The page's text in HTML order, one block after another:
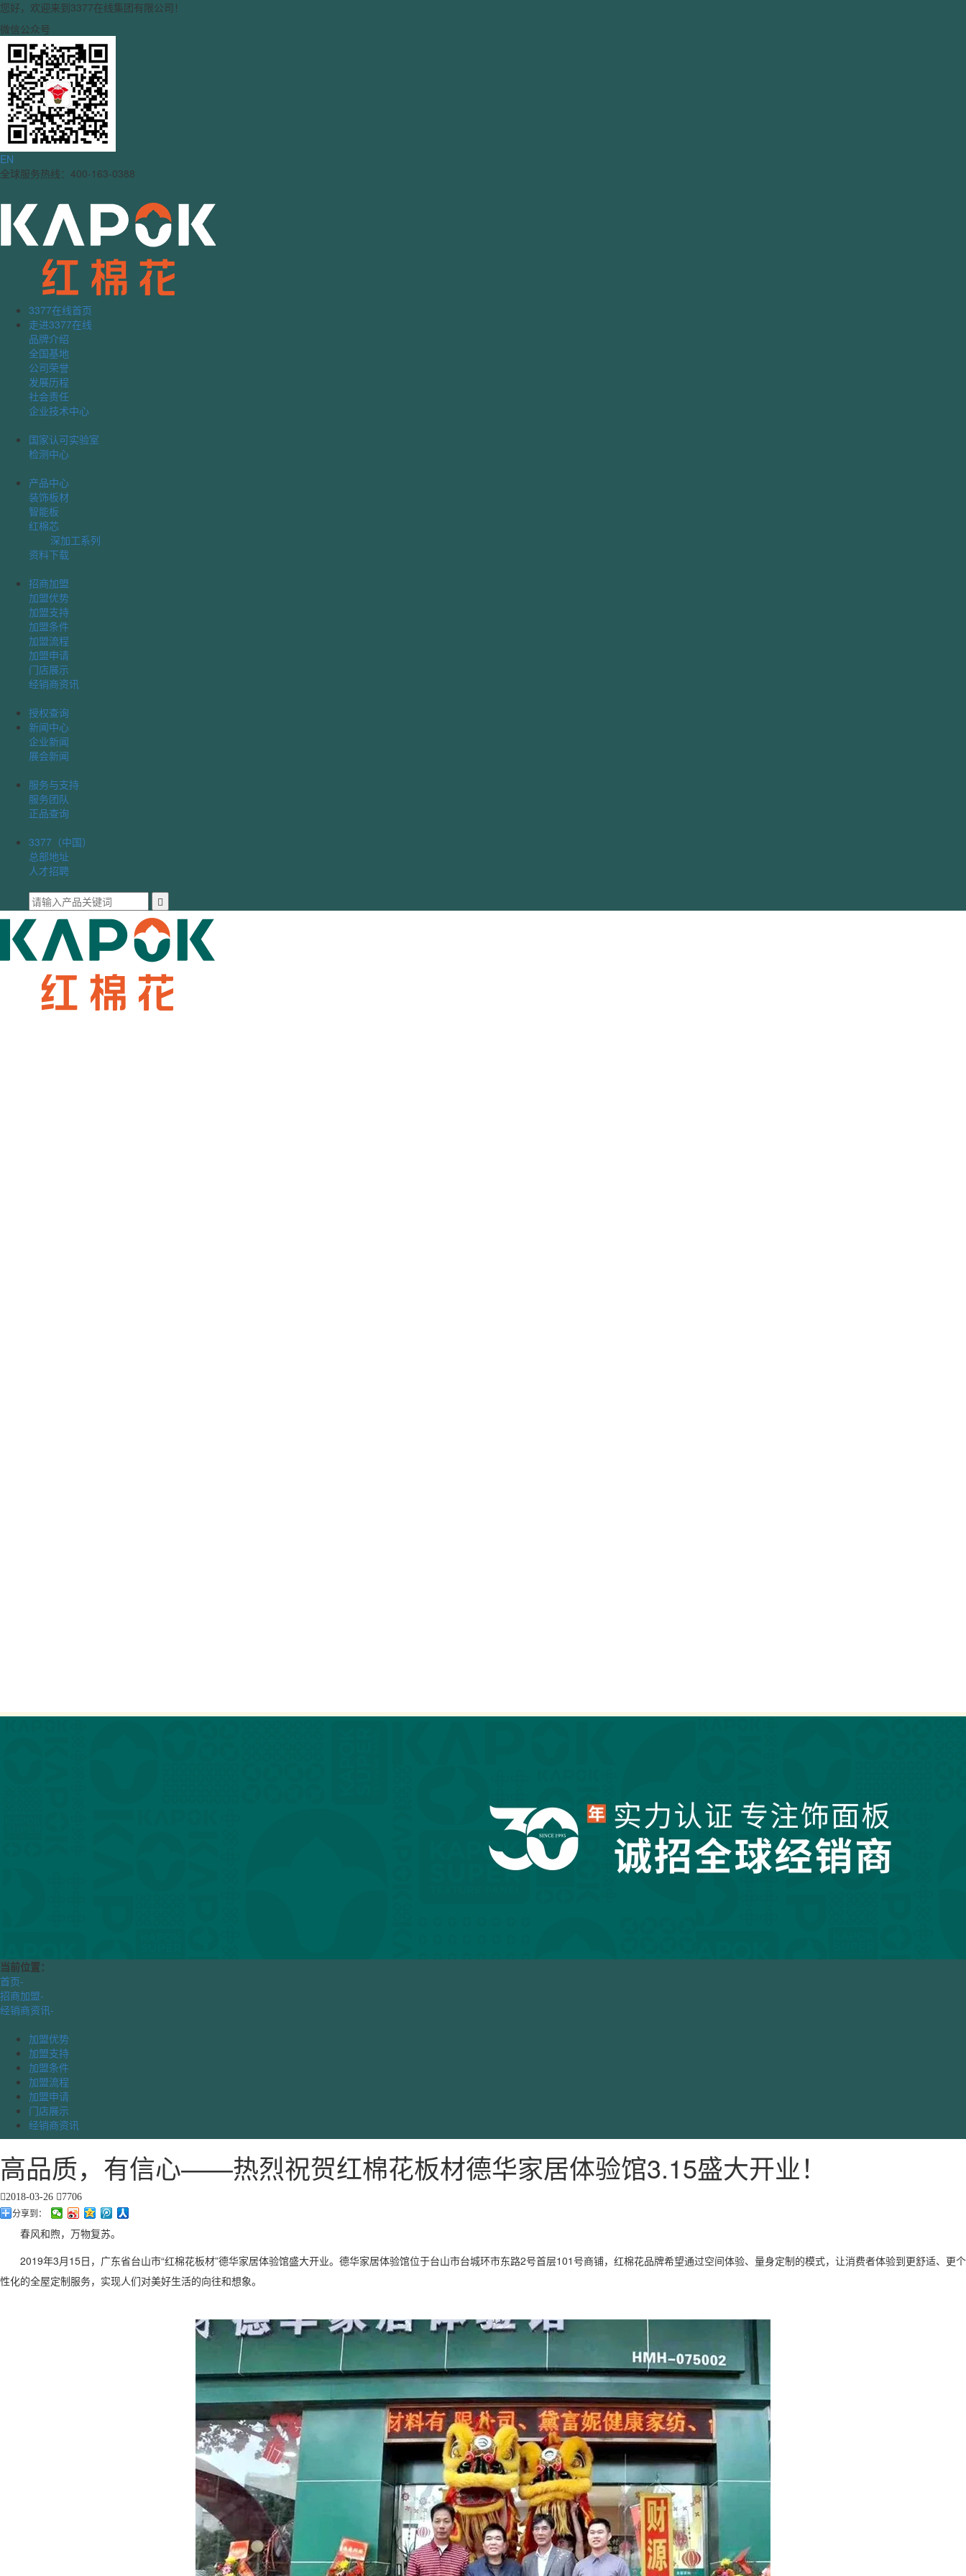
您好，欢迎来到3377在线集团有限公司！
微信公众号
EN
全球服务热线：400-163-0388
3377在线首页
走进3377在线
品牌介绍
全国基地
公司荣誉
发展历程
社会责任
企业技术中心
国家认可实验室
检测中心
产品中心
装饰板材
智能板
红棉芯
深加工系列
资料下载
招商加盟
加盟优势
加盟支持
加盟条件
加盟流程
加盟申请
门店展示
经销商资讯
授权查询
新闻中心
企业新闻
展会新闻
服务与支持
服务团队
正品查询
3377（中国）
总部地址
人才招聘
当前位置：
首页-
招商加盟-
经销商资讯-
加盟优势
加盟支持
加盟条件
加盟流程
加盟申请
门店展示
经销商资讯
高品质，有信心——热烈祝贺红棉花板材德华家居体验馆3.15盛大开业！
2018-03-26 7706
分享到：
春风和煦，万物复苏。
2019年3月15日，广东省台山市“红棉花板材”德华家居体验馆盛大开业。德华家居体验馆位于台山市台城环市东路2号首层101号商铺，红棉花品牌希望通过空间体验、量身定制的模式，让消费者体验到更舒适、更个
性化的全屋定制服务，实现人们对美好生活的向往和想象。